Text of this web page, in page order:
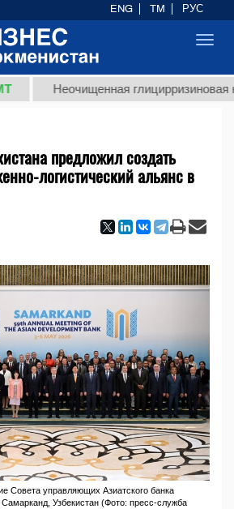
Неочищенная глицирризиновая кислота
предложил создать
логистический альянс в
Совета управляющих Азиатского банка
Самарканд, Узбекистан (Фото: пресс-служба
ENG TM РУС